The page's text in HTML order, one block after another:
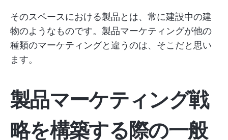
そのスペースにおける製品とは、常に建設中の建
物のようなものです。製品マーケティングが他の
種類のマーケティングと違うのは、そこだと思い
ます。
製品マーケティング戦
略を構築する際の一般